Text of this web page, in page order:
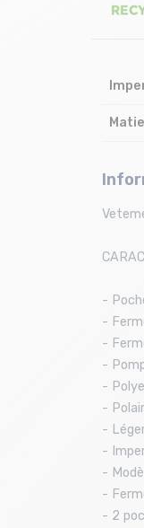
-
-
-
-
-
-
-
-
-
-
- 2